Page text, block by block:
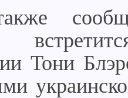
Тони